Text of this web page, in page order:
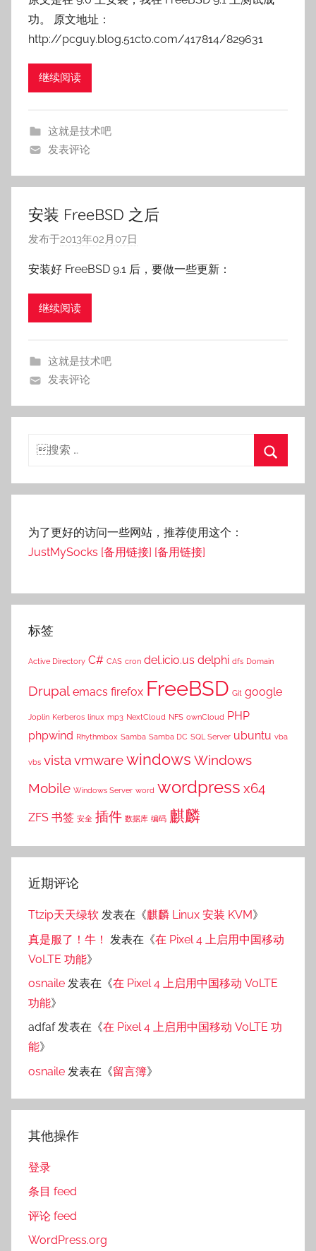
:
s
功。 原文地址：
http://pcguy.blog.51cto.com/417814/829631
继续阅读
这就是技术吧
发表评论
安装 FreeBSD 之后
发布于2013年02月07日
:
e
安装好 FreeBSD 9.1 后，要做一些更新：
继续阅读
这就是技术吧
发表评论
搜
索
为了更好的访问一些网站，推荐使用这个：
JustMySocks [备用链接] [备用链接]
标签
Active Directory C# CAS cron del.icio.us delphi dfs Domain
Drupal emacs firefox FreeBSD Git google
Joplin Kerberos linux mp3 NextCloud NFS ownCloud PHP
phpwind Rhythmbox Samba Samba DC SQL Server ubuntu vba
vbs vistavmwarewindows Windows
Mobile Windows Server word wordpress x64
ZFS 书签 安全 插件 数据库 编码 麒麟
近期评论
Ttzip天天绿软 发表在《麒麟 Linux 安装 KVM》
真是服了！牛！
发表在《在 Pixel 4 上启用中国移动
VoLTE 功能》
osnaile 发表在《在 Pixel 4 上启用中国移动 VoLTE
功能》
adfaf发表在《在 Pixel 4 上启用中国移动 VoLTE 功
能》
osnaile 发表在《留言簿》
其他操作
登录
条目 feed
评论 feed
WordPress.org